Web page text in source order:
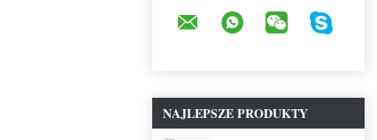
NAJLEPSZE PRODUKTY